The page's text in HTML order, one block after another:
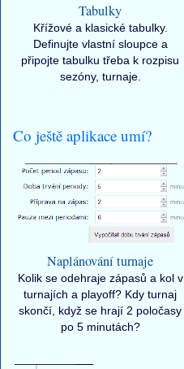
Tabulky
Křížové a klasické tabulky.
Definujte vlastní sloupce a
připojte tabulku třeba k rozpisu
sezóny, turnaje.
Co ještě aplikace umí?
Naplánování turnaje
Kolik se odehraje zápasů a kol v
turnajích a playoff? Kdy turnaj
skončí, když se hrají 2 poločasy
po 5 minutách?